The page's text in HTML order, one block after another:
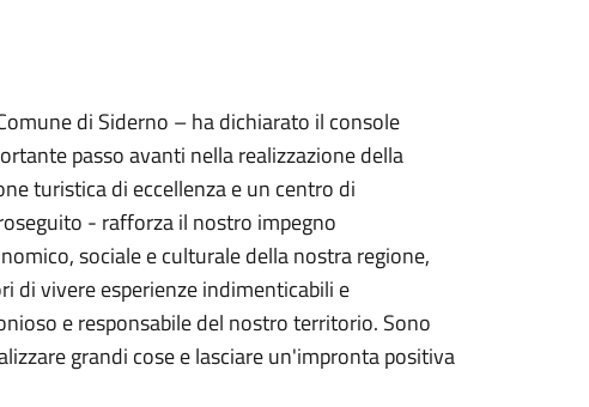
di Siderno – ha dichiarato il console
passo avanti nella realizzazione della
turistica di eccellenza e un centro di
- rafforza il nostro impegno
sociale e culturale della nostra regione,
di vivere esperienze indimenticabili e
e responsabile del nostro territorio. Sono
grandi cose e lasciare un'impronta positiva